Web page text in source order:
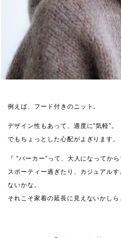
例えば、フード付きのニット。
デザイン性もあって、適度に”気軽”。
でもちょっとした心配がよぎります。
『 ”パーカー”って、大人になってか
スポーティー過ぎたり、カジュアル
ないかな。
それこそ家着の延長に見えないかしら